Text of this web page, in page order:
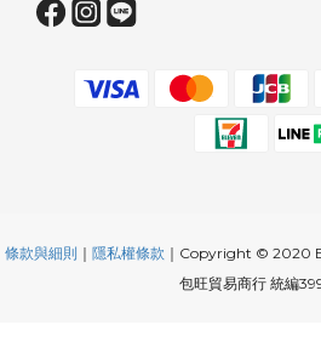
條款與細則 ｜ 隱私權條款 ｜Copyright © 2020
包旺貿易商行 統編